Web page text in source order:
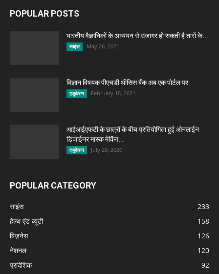
POPULAR POSTS
भारतीय वैज्ञानिकों के अध्ययन से उजागर हो सकती है तारों के...
साइंस May 26, 2021
विज्ञान विषयक पीएचडी थीसिस बैंक अब एक पोर्टल पर
एजुकेशन February 18, 2021
आईआईएफटी के छात्रों के बीच प्रतियोगिता हुई ओनलाईन
डिजाईनर मास्क मेकिंग...
एजुकेशन July 20, 2020
POPULAR CATEGORY
साइंस
233
हेल्थ एंड ब्यूटी
158
बिज़नेस
126
नेशनल
120
प्रादेशिक
92